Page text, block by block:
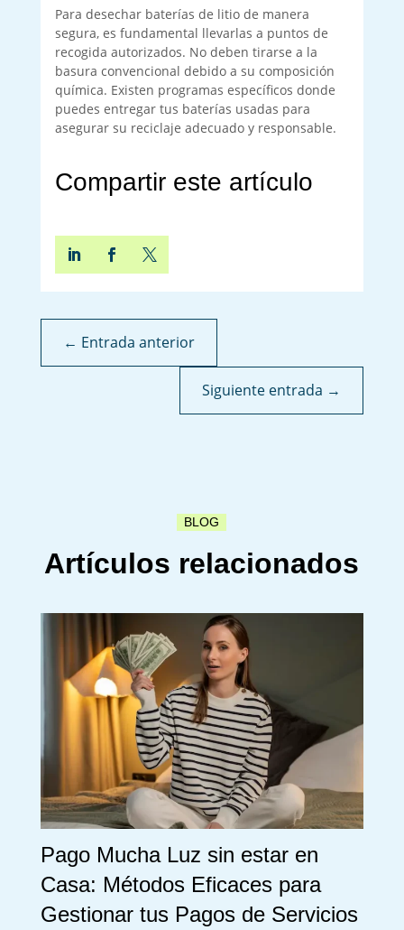
Para desechar baterías de litio de manera
segura, es fundamental llevarlas a puntos de
recogida autorizados. No deben tirarse a la
basura convencional debido a su composición
química. Existen programas específicos donde
puedes entregar tus baterías usadas para
asegurar su reciclaje adecuado y responsable.
Compartir este artículo
← Entrada anterior
Siguiente entrada →
BLOG
Artículos relacionados
Pago Mucha Luz sin estar en
Casa: Métodos Eficaces para
Gestionar tus Pagos de Servicios